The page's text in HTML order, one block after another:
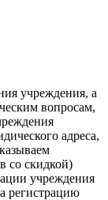
учреждения, а
вопросам,
адреса,
со скидкой)
учреждения
регистрацию